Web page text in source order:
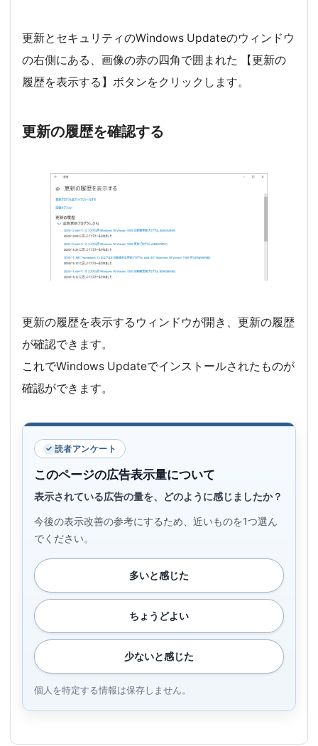
更新とセキュリティのWindows Updateのウィンドウ
の右側にある、画像の赤の四角で囲まれた 【更新の
履歴を表示する】ボタンをクリックします。
更新の履歴を確認する
更新の履歴を表示するウィンドウが開き、更新の履歴
が確認できます。
これでWindows Updateでインストールされたものが
確認ができます。
読者アンケート
このページの広告表示量について
表示されている広告の量を、どのように感じましたか？
今後の表示改善の参考にするため、近いものを1つ選ん
でください。
多いと感じた
ちょうどよい
少ないと感じた
個人を特定する情報は保存しません。